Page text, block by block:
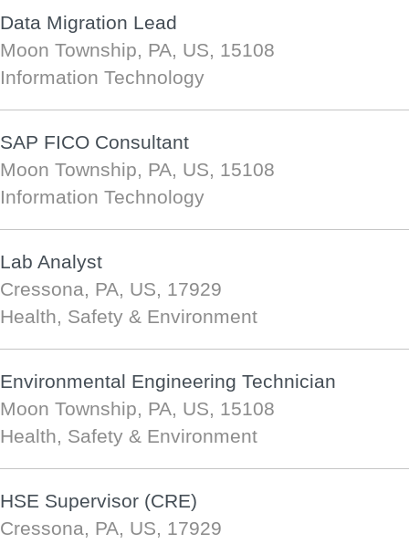
Data Migration Lead
Moon Township, PA, US, 15108
Information Technology
SAP FICO Consultant
Moon Township, PA, US, 15108
Information Technology
Lab Analyst
Cressona, PA, US, 17929
Health, Safety & Environment
Environmental Engineering Technician
Moon Township, PA, US, 15108
Health, Safety & Environment
HSE Supervisor (CRE)
Cressona, PA, US, 17929